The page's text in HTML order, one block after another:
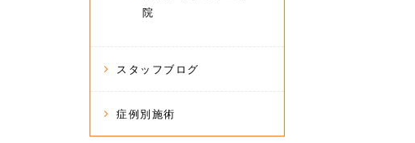
院
スタッフブログ
症例別施術